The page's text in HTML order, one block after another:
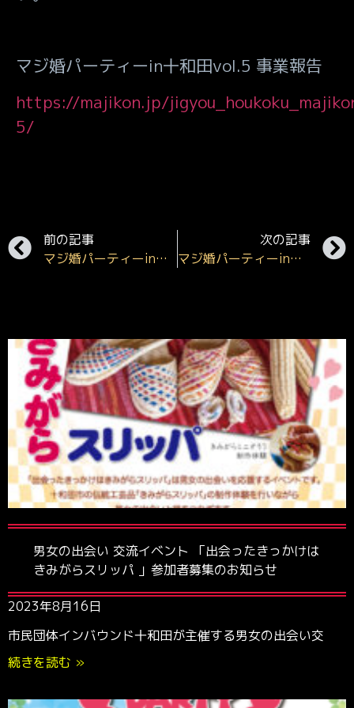
マジ婚パーティーin十和田vol.5 事業報告
https://majikon.jp/
5/
前の記事
マジ婚パーティーin十和田vol.4は無事終了しました。
次の記事
マジ婚パーティーin十和田vol.6 事業報告公開のお知らせ
男女の出会い 交流イベント 「出会ったきっかけは
きみがらスリッパ 」参加者募集のお知らせ
2023年8月16日
市民団体インバウンド十和田が主催する男女の出会い交
続きを読む »